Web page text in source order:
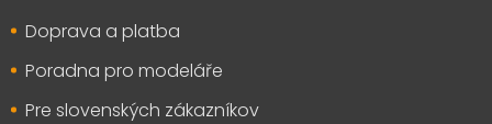
Doprava a platba
Poradna pro modeláře
Pre slovenských zákazníkov